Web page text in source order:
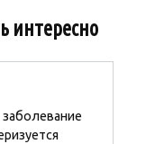
интересно